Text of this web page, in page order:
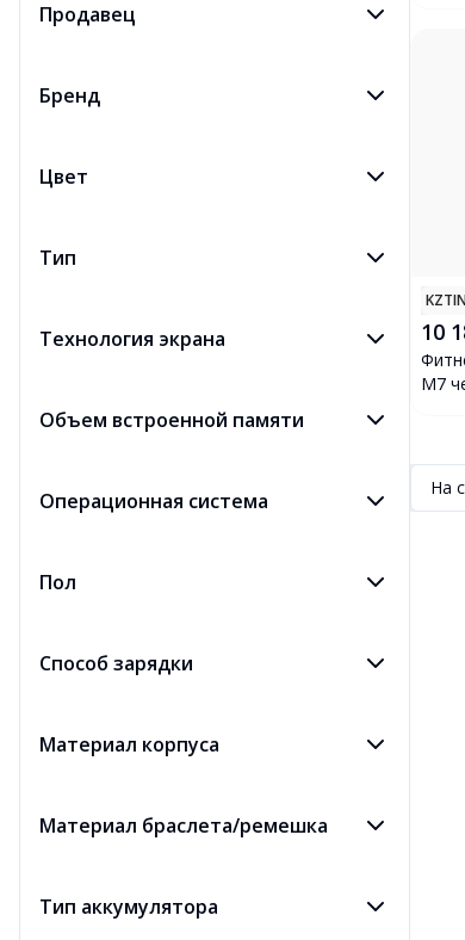
Продавец
Бренд
Цвет
Тип
Технология экрана
Объем встроенной памяти
Операционная система
Пол
Способ зарядки
Материал корпуса
Материал браслета/ремешка
Тип аккумулятора
10
M7
На